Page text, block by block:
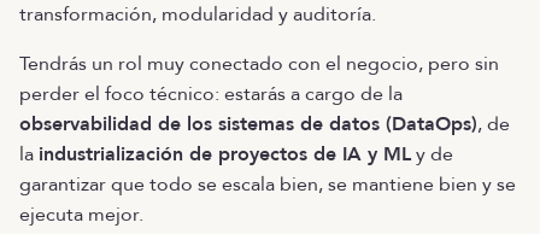
transformación, modularidad y auditoría.
Tendrás un rol muy conectado con el negocio, pero sin
perder el foco técnico: estarás a cargo de la
observabilidad de los sistemas de datos (DataOps), de
la industrialización de proyectos de IA y MLy de
garantizar que todo se escala bien, se mantiene bien y se
ejecuta mejor.